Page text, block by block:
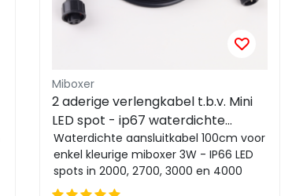
Miboxer
2 aderige verlengkabel t.b.v. Mini
LED spot - ip67 waterdichte
verlengkabel - Voor SL1-12 serie
100cm - Miboxer SL2-12
Waterdichte aansluitkabel 100cm voor
enkel kleurige miboxer 3W - IP66 LED
spots in 2000, 2700, 3000 en 4000
kelvin